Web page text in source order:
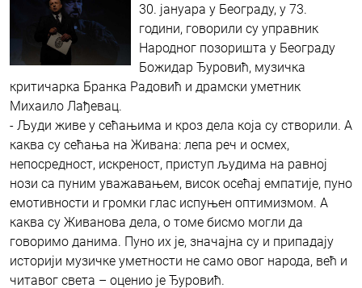
30. јануара у Београду, у 73.
години, говорили су управник
Народног позоришта у Београду
Божидар Ђуровић, музичка
критичарка Бранка Радовић и драмски уметник
Михаило Лађевац.
- Људи живе у сећањима и кроз дела која су створили. А
каква су сећања на Живана: лепа реч и осмех,
непосредност, искреност, приступ људима на равној
нози са пуним уважавањем, висок осећај емпатије, пуно
емотивности и громки глас испуњен оптимизмом. А
каква су Живанова дела, о томе бисмо могли да
говоримо данима. Пуно их је, значајна су и припадају
историји музичке уметности не само овог народа, већ и
читавог света – оценио је Ђуровић.